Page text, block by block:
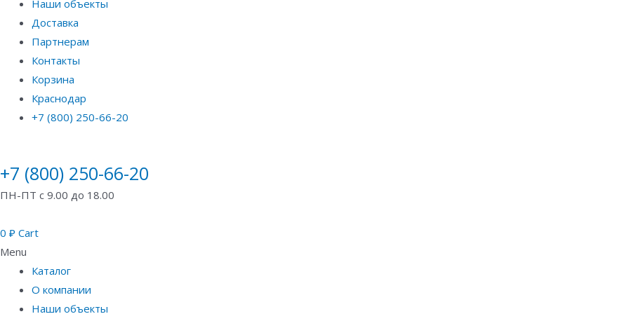
Наши объекты
Доставка
Партнерам
Контакты
Корзина
Краснодар
+7 (800) 250-66-20
+7 (800) 250-66-20
ПН-ПТ с 9.00 до 18.00
0 ₽ Cart
Menu
Каталог
О компании
Наши объекты